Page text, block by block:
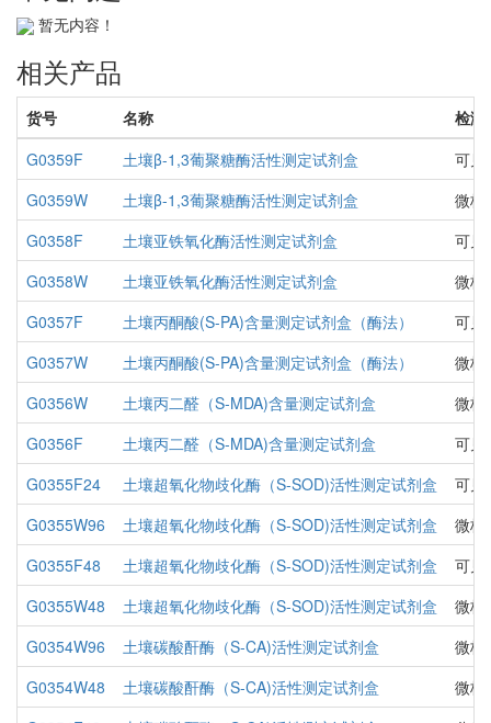
暂无内容！
相关产品
货号 名称
检测
G0359F
土壤β-1,3葡聚糖酶活性测定试剂盒
可见
G0359W
土壤β-1,3葡聚糖酶活性测定试剂盒
微板
G0358F
土壤亚铁氧化酶活性测定试剂盒
可见
G0358W
土壤亚铁氧化酶活性测定试剂盒
微板
G0357F
土壤丙酮酸(S-PA)含量测定试剂盒（酶法）
可见
G0357W
土壤丙酮酸(S-PA)含量测定试剂盒（酶法）
微板
G0356W
土壤丙二醛（S-MDA)含量测定试剂盒
微板
G0356F
土壤丙二醛（S-MDA)含量测定试剂盒
可见
G0355F24
土壤超氧化物歧化酶（S-SOD)活性测定试剂盒
可见
G0355W96
土壤超氧化物歧化酶（S-SOD)活性测定试剂盒
微板
G0355F48
土壤超氧化物歧化酶（S-SOD)活性测定试剂盒
可见
G0355W48
土壤超氧化物歧化酶（S-SOD)活性测定试剂盒
微板
G0354W96
土壤碳酸酐酶（S-CA)活性测定试剂盒
微板
G0354W48
土壤碳酸酐酶（S-CA)活性测定试剂盒
微板